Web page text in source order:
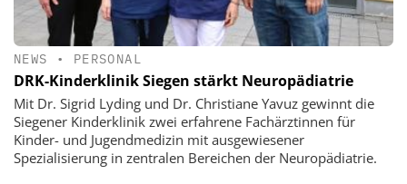
NEWS • PERSONAL
DRK-Kinderklinik Siegen stärkt Neuropädiatrie
Mit Dr. Sigrid Lyding und Dr. Christiane Yavuz gewinnt die
Siegener Kinderklinik zwei erfahrene Fachärztinnen für
Kinder- und Jugendmedizin mit ausgewiesener
Spezialisierung in zentralen Bereichen der Neuropädiatrie.